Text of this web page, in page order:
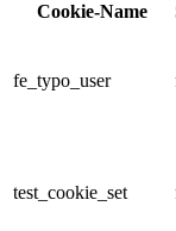
Cookie-Name
fe_typo_user
test_cookie_set